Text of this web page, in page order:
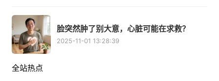
脸突然肿了别大意，心脏可能在求救？
2025-11-01 13:28:39
全站热点